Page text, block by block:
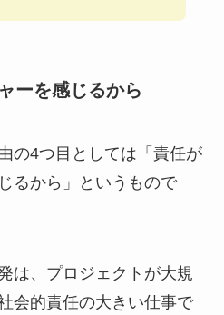
ーを感じるから
の4つ目としては「責任が
るから」というもので
は、プロジェクトが大規
会的責任の大きい仕事で